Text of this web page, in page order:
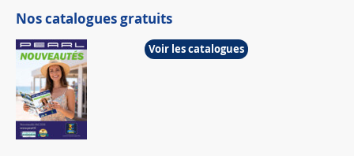
Nos catalogues gratuits
Voir les catalogues